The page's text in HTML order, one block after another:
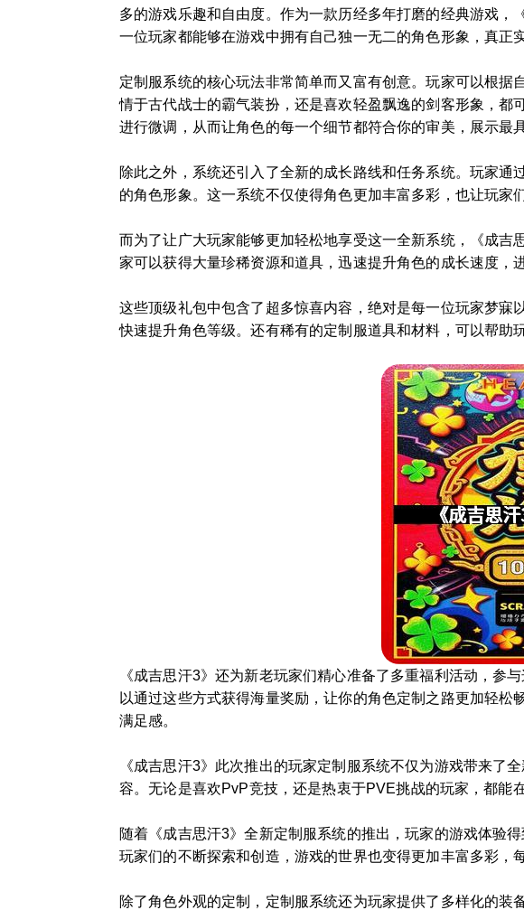
多的游戏乐趣和自由度。作为一款历经多年打磨的经典游戏
一位玩家都能够在游戏中拥有自己独一无二的角色形象，真正
定制服系统的核心玩法非常简单而又富有创意。玩家可以根
情于古代战士的霸气装扮，还是喜欢轻盈飘逸的剑客形象，
进行微调，从而让角色的每一个细节都符合你的审美，展示最
除此之外，系统还引入了全新的成长路线和任务系统。玩家
的角色形象。这一系统不仅使得角色更加丰富多彩，也让玩家
而为了让广大玩家能够更加轻松地享受这一全新系统，《成
家可以获得大量珍稀资源和道具，迅速提升角色的成长速度，
这些顶级礼包中包含了超多惊喜内容，绝对是每一位玩家梦
快速提升角色等级。还有稀有的定制服道具和材料，可以帮助
《成吉思汗3》还为新老玩家们精心准备了多重福利活动，参
以通过这些方式获得海量奖励，让你的角色定制之路更加轻
满足感。
《成吉思汗3》此次推出的玩家定制服系统不仅为游戏带来了
容。无论是喜欢PvP竞技，还是热衷于PVE挑战的玩家，都能
随着《成吉思汗3》全新定制服系统的推出，玩家的游戏体验
玩家们的不断探索和创造，游戏的世界也变得更加丰富多彩，
除了角色外观的定制，定制服系统还为玩家提供了多样化的